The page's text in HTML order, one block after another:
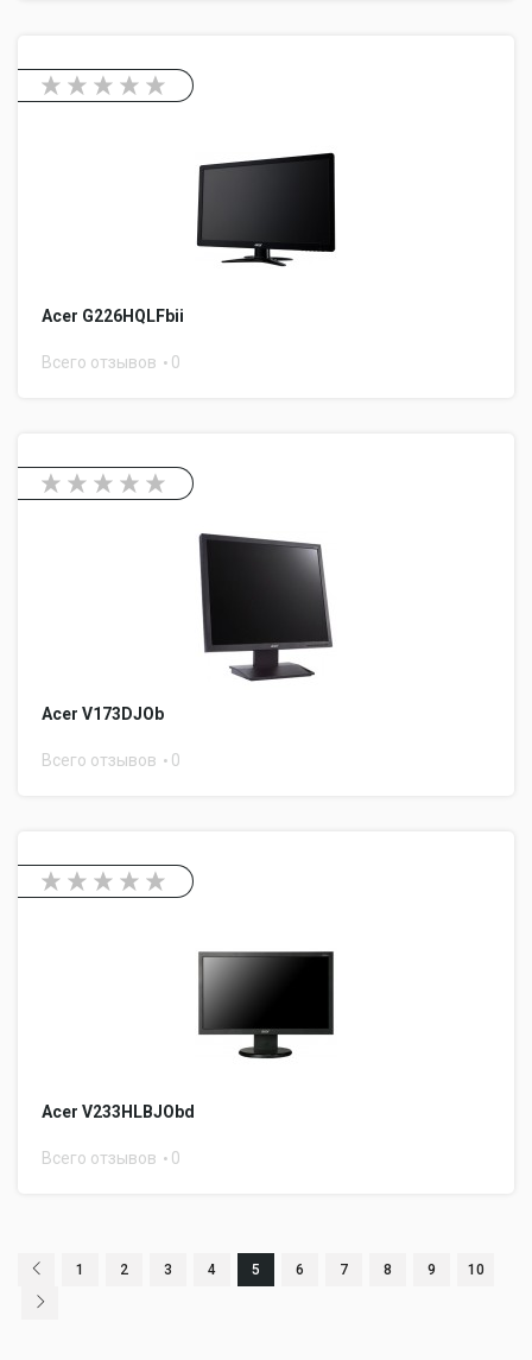
Acer G226HQLFbii
Всего отзывов 0
Acer V173DJOb
Всего отзывов 0
Acer V233HLBJObd
Всего отзывов 0
1 2 3 4 5 6 7 8 9 10